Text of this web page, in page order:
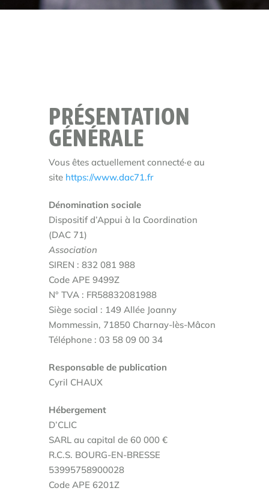
PRÉSENTATION
GÉNÉRALE
Vous êtes actuellement connecté·e au
site https://www.dac71.fr
Dénomination sociale
Dispositif d’Appui à la Coordination
(DAC 71)
Association
SIREN : 832 081 988
Code APE 9499Z
N° TVA : FR58832081988
Siège social : 149 Allée Joanny
Mommessin, 71850 Charnay-lès-Mâcon
Téléphone : 03 58 09 00 34
Responsable de publication
Cyril CHAUX
Hébergement
D’CLIC
SARL au capital de 60 000 €
R.C.S. BOURG-EN-BRESSE
53995758900028
Code APE 6201Z